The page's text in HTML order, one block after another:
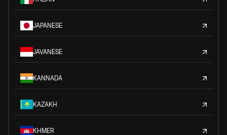
JAPANESE
JAVANESE
KANNADA
KAZAKH
KHMER